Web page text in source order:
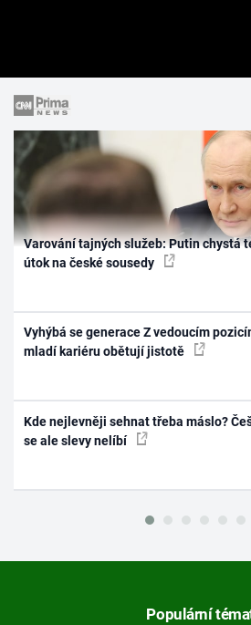
Varování tajných služeb: Putin chystá
útok na české sousedy
Vyhýbá se generace Z vedoucím
mladí kariéru obětují jistotě
Kde nejlevněji sehnat třeba máslo?
se ale slevy nelíbí
Populární